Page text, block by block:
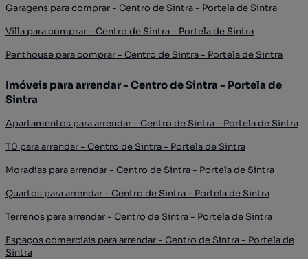
Garagens para comprar - Centro de Sintra - Portela de Sintra
Villa para comprar - Centro de Sintra - Portela de Sintra
Penthouse para comprar - Centro de Sintra - Portela de Sintra
Imóveis para arrendar - Centro de Sintra - Portela de
Sintra
Apartamentos para arrendar - Centro de Sintra - Portela de Sintra
T0 para arrendar - Centro de Sintra - Portela de Sintra
Moradias para arrendar - Centro de Sintra - Portela de Sintra
Quartos para arrendar - Centro de Sintra - Portela de Sintra
Terrenos para arrendar - Centro de Sintra - Portela de Sintra
Espaços comerciais para arrendar - Centro de Sintra - Portela de
Sintra